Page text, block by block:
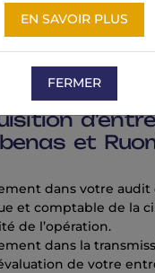
: définition des
d’un business plan et
pour la
et
dans votre audit
et comptable de la
de l’opération.
dans la
de votre
EN SAVOIR PLUS
FERMER